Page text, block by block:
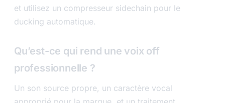
et utilisez un compresseur sidechain pour le
ducking automatique.
Qu’est-ce qui rend une voix off
professionnelle ?
Un son source propre, un caractère vocal